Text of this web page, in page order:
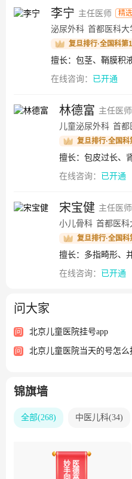
2013年牵头组建北京儿童医
动”的模式服务全国患儿，目
与美国、俄罗斯、加拿大、
国、法国、日本、新加坡等
建立了良好的关系和广泛的
疾病国际科技合作基地。医
产党员贾立群、全国三八红
院坚持公益，始终“关注儿童
康基金会”，扶助困难家庭
援藏任务、“人才京郊行”、
层单位的儿童送医、送药、
病、唇腭裂患儿活动，举办
科医院”“双十佳人民满意医院
称号及“首都劳动奖状”“全国
李宁 主任医师 精
泌尿外科 首都医科大
复旦排行·全国科第
在线咨询： 已开通
林德富 主任医师
儿童泌尿外科 首都
复旦排行·全国科
在线咨询： 已开通
宋宝健 主任医师
小儿骨科 首都医科
复旦排行·全国科
在线咨询： 已开通
问大家
问 北京儿童医院挂号app
问 北京儿童医院当天的号怎么
锦旗墙
全部(268) 中医儿科(34)
妙
手
医
德